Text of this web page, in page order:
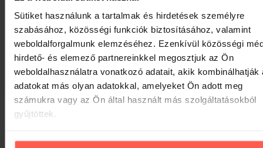
Sütiket használunk a tartalmak és hirdetések személyre
szabásához, közösségi funkciók biztosításához, valamint
weboldalforgalmunk elemzéséhez. Ezenkívül közösségi
hirdető- és elemező partnereinkkel megosztjuk az Ön
weboldalhasználatra vonatkozó adatait, akik kombinálhatják
adatokat más olyan adatokkal, amelyeket Ön adott meg
számukra vagy az Ön által használt más szolgáltatásokból
gyűjtöttek.